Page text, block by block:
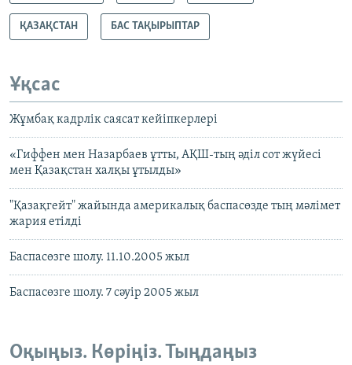
ҚАЗАҚСТАН БАС ТАҚЫРЫПТАР
Ұқсас
Жұмбақ кадрлік саясат кейіпкерлері
«Гиффен мен Назарбаев ұтты, АҚШ-тың әділ сот жүйесі
мен Қазақстан халқы ұтылды»
"Қазақгейт" жайында америкалық баспасөзде тың мәлімет
жария етілді
Баспасөзге шолу. 11.10.2005 жыл
Баспасөзге шолу. 7 сәуір 2005 жыл
Оқыңыз. Көріңіз. Тыңдаңыз